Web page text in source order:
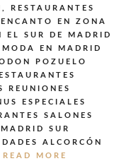
RESTAURANTES
EN ZONA
EL SUR DE MADRID
MODA EN MADRID
POZUELO
REUNIONES
ESPECIALES
SALONES
SUR
ALCORCÓN
READ MORE